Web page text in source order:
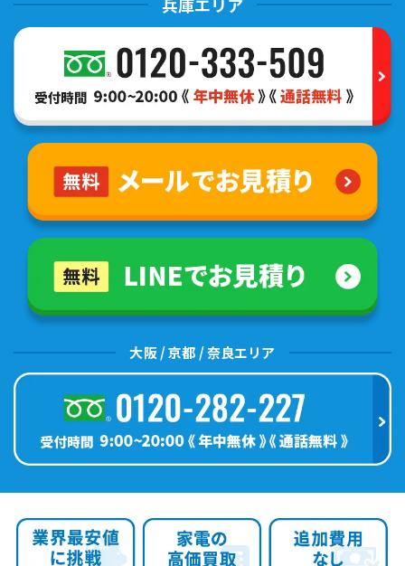
兵庫エリア
大阪 / 京都 / 奈良エリア